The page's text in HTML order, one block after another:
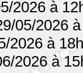
2026 à
05/2026
2026 à
2026 à